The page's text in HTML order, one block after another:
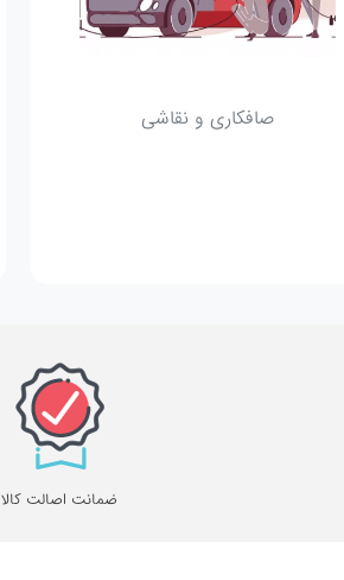
صافکاری و نقاشی
ضمانت اصالت کالا